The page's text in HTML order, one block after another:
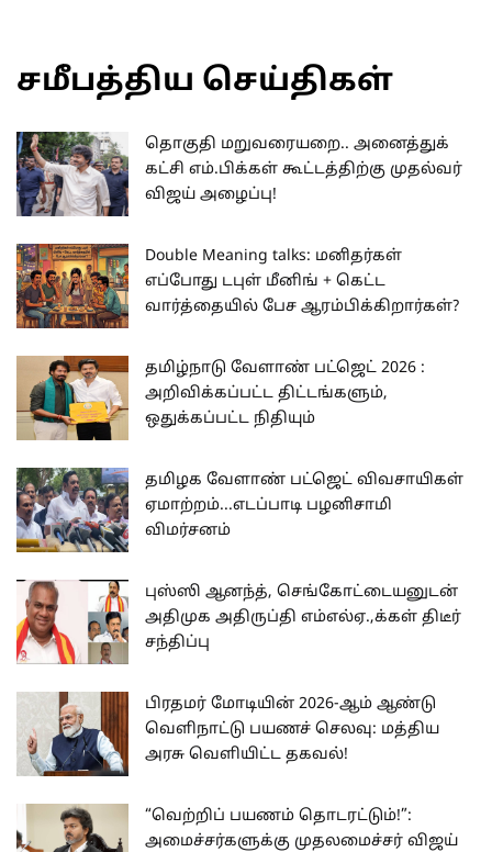
சமீபத்திய செய்திகள்
தொகுதி மறுவரையறை.. அனைத்துக்
கட்சி எம்.பிக்கள் கூட்டத்திற்கு முதல்வர்
விஜய் அழைப்பு!
Double Meaning talks: மனிதர்கள்
எப்போது டபுள் மீனிங் + கெட்ட
வார்த்தையில் பேச ஆரம்பிக்கிறார்கள்?
தமிழ்நாடு வேளாண் பட்ஜெட் 2026 :
அறிவிக்கப்பட்ட திட்டங்களும்,
ஒதுக்கப்பட்ட நிதியும்
தமிழக வேளாண் பட்ஜெட் விவசாயிகள்
ஏமாற்றம்...எடப்பாடி பழனிசாமி
விமர்சனம்
புஸ்ஸி ஆனந்த், செங்கோட்டையனுடன்
அதிமுக அதிருப்தி எம்எல்ஏ.,க்கள் திடீர்
சந்திப்பு
பிரதமர் மோடியின் 2026-ஆம் ஆண்டு
வெளிநாட்டு பயணச் செலவு: மத்திய
அரசு வெளியிட்ட தகவல்!
“வெற்றிப் பயணம் தொடரட்டும்!”:
அமைச்சர்களுக்கு முதலமைச்சர் விஜய்